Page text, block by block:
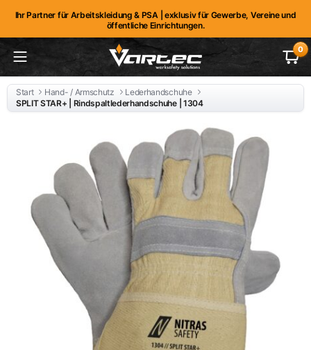
Ihr Partner für Arbeitskleidung & PSA | exklusiv für Gewerbe, Vereine und
öffentliche Einrichtungen.
0
Start Hand- / Armschutz
Lederhandschuhe
SPLIT STAR+ | Rindspaltlederhandschuhe | 1304